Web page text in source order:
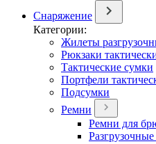
Снаряжение
Категории:
Жилеты
Рюкзаки
Тактические сумки
Портфели
Подсумки
Ремни
Ремни для
Разгрузочные